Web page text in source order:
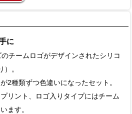
に
チームロゴがデザインされたシリコ
）。
2種類ずつ色違いになったセット。
リント、ロゴ入りタイプにはチーム
ます。